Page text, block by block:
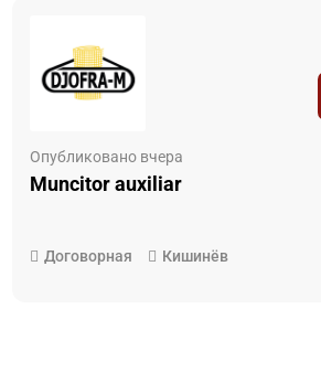
Опубликовано вчера
Muncitor auxiliar
Договорная Кишинёв